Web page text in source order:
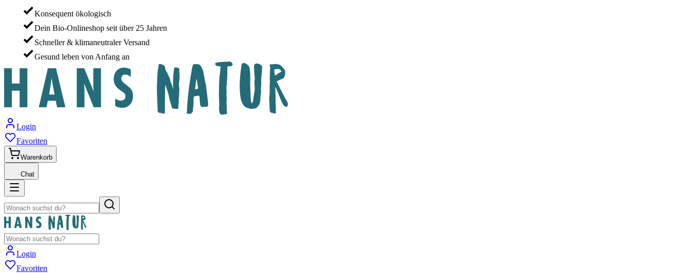
Konsequent ökologisch
Dein Bio-Onlineshop seit über 25 Jahren
Schneller & klimaneutraler Versand
Gesund leben von Anfang an
Login
Favoriten
Warenkorb
Chat
Login
Favoriten